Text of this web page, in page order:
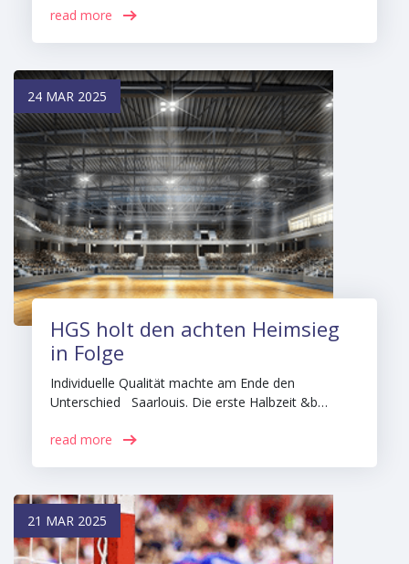
read more
24 MAR 2025
HGS holt den achten Heimsieg
in Folge
Individuelle Qualität machte am Ende den
Unterschied Saarlouis. Die erste Halbzeit &b…
read more
21 MAR 2025